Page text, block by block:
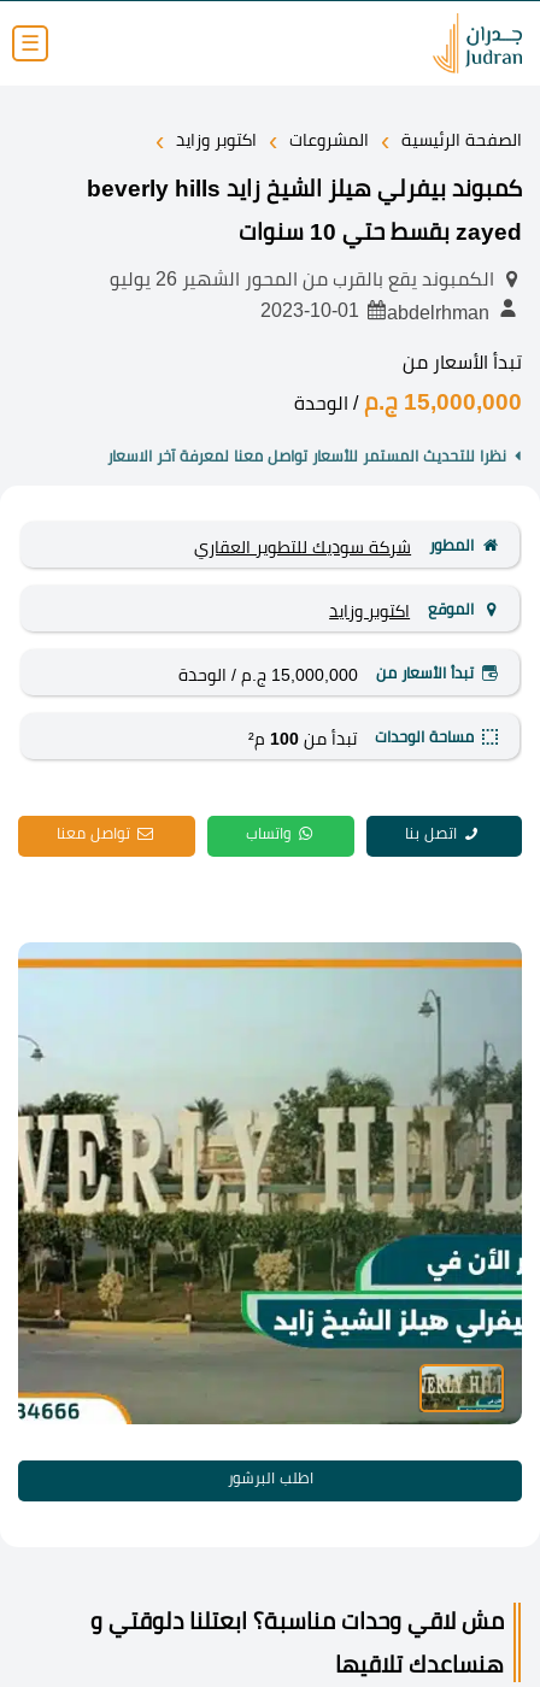
☰
الصفحة الرئيسية › المشروعات › اكتوبر وزايد ›
كمبوند بيفرلي هيلز الشيخ زايد beverly hills
zayed بقسط حتي 10 سنوات
الكمبوند يقع بالقرب من المحور الشهير 26 يوليو
تبدأ الأسعار من
15,000,000 ج.م / الوحدة
نظرا للتحديث المستمر للأسعار تواصل معنا لمعرفة آخر الاسعار
المطور شركة سوديك للتطوير العقاري
الموقع اكتوبر وزايد
تبدأ الأسعار من 15,000,000 ج.م / الوحدة
مساحة الوحدات تبدأ من 100 م²
اتصل بنا واتساب تواصل معنا
اطلب البرشور
مش لاقي وحدات مناسبة؟ ابعتلنا دلوقتي و
هنساعدك تلاقيها